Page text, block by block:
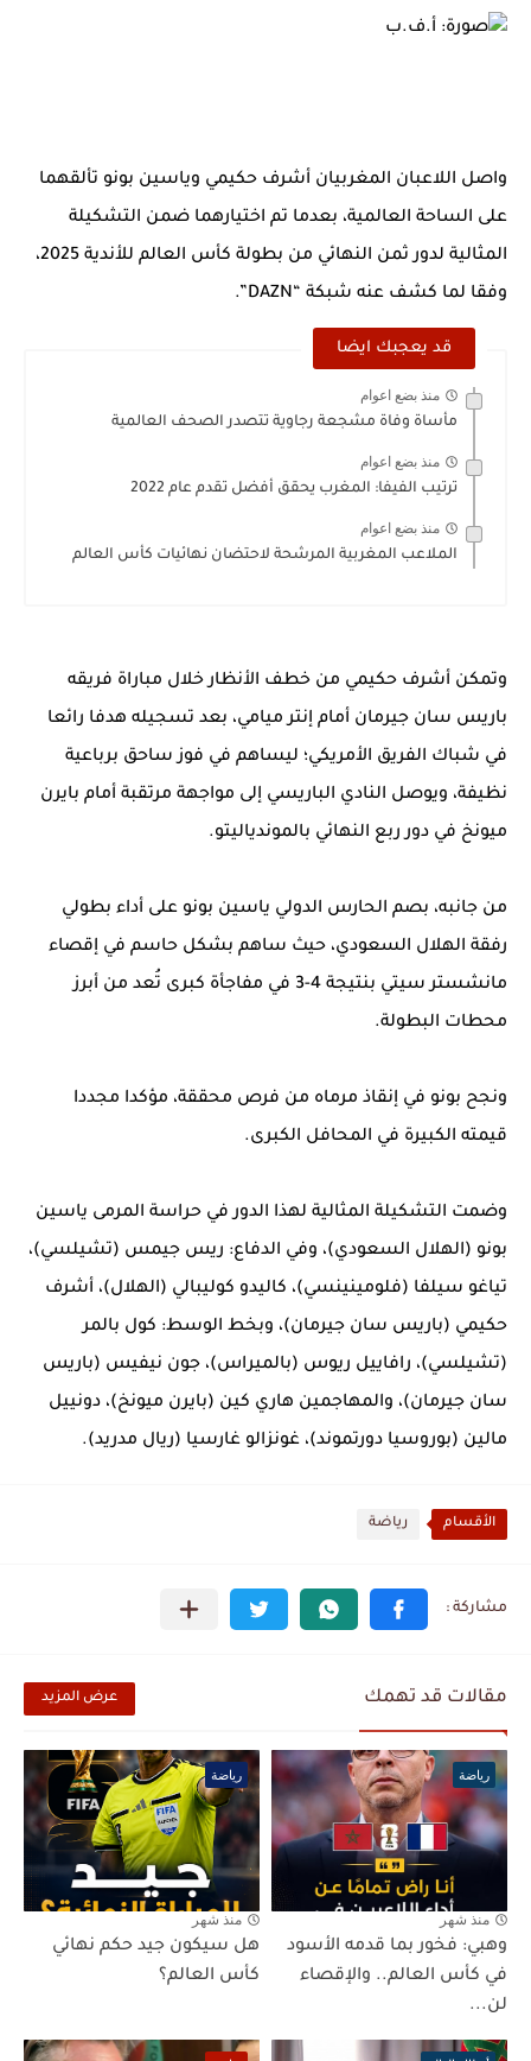
صورة: أ.ف.ب
واصل اللاعبان المغربيان أشرف حكيمي وياسين بونو تألقهما
على الساحة العالمية، بعدما تم اختيارهما ضمن التشكيلة
المثالية لدور ثمن النهائي من بطولة كأس العالم للأندية 2025،
وفقا لما كشف عنه شبكة “DAZN”.
قد يعجبك ايضا
منذ بضع اعوام
مأساة وفاة مشجعة رجاوية تتصدر الصحف العالمية
منذ بضع اعوام
ترتيب الفيفا: المغرب يحقق أفضل تقدم عام 2022
منذ بضع اعوام
الملاعب المغربية المرشحة لاحتضان نهائيات كأس العالم
وتمكن أشرف حكيمي من خطف الأنظار خلال مباراة فريقه
باريس سان جيرمان أمام إنتر ميامي، بعد تسجيله هدفا رائعا
في شباك الفريق الأمريكي؛ ليساهم في فوز ساحق برباعية
نظيفة، ويوصل النادي الباريسي إلى مواجهة مرتقبة أمام بايرن
ميونخ في دور ربع النهائي بالموندياليتو.
من جانبه، بصم الحارس الدولي ياسين بونو على أداء بطولي
رفقة الهلال السعودي، حيث ساهم بشكل حاسم في إقصاء
مانشستر سيتي بنتيجة 4-3 في مفاجأة كبرى تُعد من أبرز
محطات البطولة.
ونجح بونو في إنقاذ مرماه من فرص محققة، مؤكدا مجددا
قيمته الكبيرة في المحافل الكبرى.
وضمت التشكيلة المثالية لهذا الدور في حراسة المرمى ياسين
بونو (الهلال السعودي)، وفي الدفاع: ريس جيمس (تشيلسي)،
تياغو سيلفا (فلومينينسي)، كاليدو كوليبالي (الهلال)، أشرف
حكيمي (باريس سان جيرمان)، وبخط الوسط: كول بالمر
(تشيلسي)، رافاييل ريوس (بالميراس)، جون نيفيس (باريس
سان جيرمان)، والمهاجمين هاري كين (بايرن ميونخ)، دونييل
مالين (بوروسيا دورتموند)، غونزالو غارسيا (ريال مدريد).
الأقسام رياضة
مقالات قد تهمك عرض المزيد
رياضة
منذ شهر
وهبي: فخور بما قدمه الأسود
في كأس العالم.. والإقصاء
لن...
رياضة
منذ شهر
هل سيكون جيد حكم نهائي
كأس العالم؟